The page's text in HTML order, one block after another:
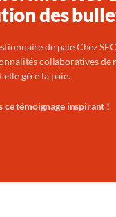
des
de paie Chez
collaboratives de
gère la paie.
ce témoignage inspirant !